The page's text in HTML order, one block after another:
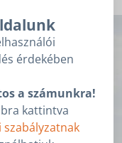
érdekében
a számunkra!
kattintva
szabályzatnak
nyaraló
27
max. 4
terasz,
dátumát.